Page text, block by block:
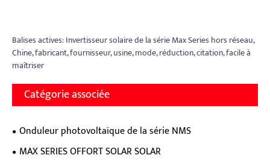
Balises actives: Invertisseur solaire de la série Max Series hors réseau,
Chine, fabricant, fournisseur, usine, mode, réduction, citation, facile à
maîtriser
Catégorie associée
Onduleur photovoltaïque de la série NMS
MAX SERIES OFFORT SOLAR SOLAR